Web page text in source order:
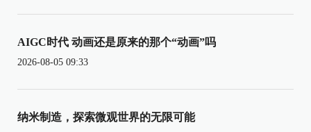
AIGC时代 动画还是原来的那个“动画”吗
2026-08-05 09:33
纳米制造，探索微观世界的无限可能